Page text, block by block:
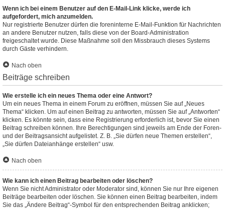
Wenn ich bei einem Benutzer auf den E-Mail-Link klicke, werde ich
aufgefordert, mich anzumelden.
Nur registrierte Benutzer dürfen die foreninterne E-Mail-Funktion für Nachrichten
an andere Benutzer nutzen, falls diese von der Board-Administration
freigeschaltet wurde. Diese Maßnahme soll den Missbrauch dieses Systems
durch Gäste verhindern.
Nach oben
Beiträge schreiben
Wie erstelle ich ein neues Thema oder eine Antwort?
Um ein neues Thema in einem Forum zu eröffnen, müssen Sie auf „Neues
Thema“ klicken. Um auf einen Beitrag zu antworten, müssen Sie auf „Antworten“
klicken. Es könnte sein, dass eine Registrierung erforderlich ist, bevor Sie einen
Beitrag schreiben können. Ihre Berechtigungen sind jeweils am Ende der Foren-
und der Beitragsansicht aufgelistet. Z. B. „Sie dürfen neue Themen erstellen“,
„Sie dürfen Dateianhänge erstellen“ usw.
Nach oben
Wie kann ich einen Beitrag bearbeiten oder löschen?
Wenn Sie nicht Administrator oder Moderator sind, können Sie nur Ihre eigenen
Beiträge bearbeiten oder löschen. Sie können einen Beitrag bearbeiten, indem
Sie das „Ändere Beitrag“-Symbol für den entsprechenden Beitrag anklicken;